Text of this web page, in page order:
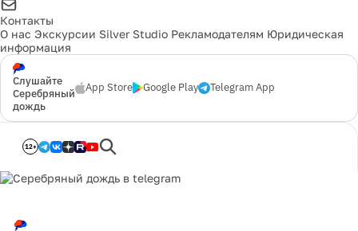
Контакты
О нас Экскурсии Silver Studio Рекламодателям Юридическая
информация
Слушайте
Серебряный
дождь
App Store Google Play Telegram App
12+